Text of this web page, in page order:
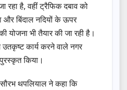
जा रहा है, वहीं ट्रैफिक दबाव को
और बिंदाल नदियों के ऊपर
योजना भी तैयार की जा रही है।
कार्य करने वाले नगर
किया।
थपलियाल ने कहा कि